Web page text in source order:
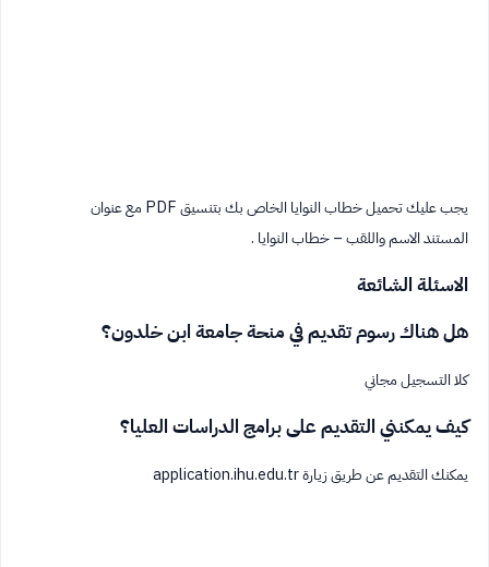
يجب عليك تحميل خطاب النوايا الخاص بك بتنسيق PDF مع عنوان
المستند الاسم واللقب – خطاب النوايا .
الاسئلة الشائعة
هل هناك رسوم تقديم في منحة جامعة ابن خلدون؟
كلا التسجيل مجاني
كيف يمكنني التقديم على برامج الدراسات العليا؟
يمكنك التقديم عن طريق زيارة application.ihu.edu.tr